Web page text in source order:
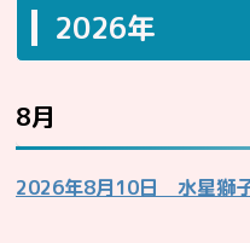
2026年
8月
2026年8月10日 水星獅